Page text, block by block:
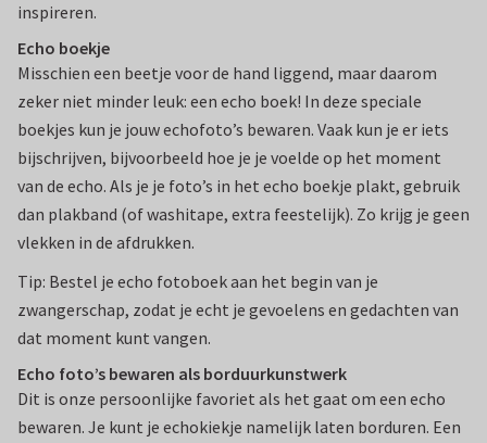
inspireren.
Echo boekje
Misschien een beetje voor de hand liggend, maar daarom
zeker niet minder leuk: een echo boek! In deze speciale
boekjes kun je jouw echofoto’s bewaren. Vaak kun je er iets
bijschrijven, bijvoorbeeld hoe je je voelde op het moment
van de echo. Als je je foto’s in het echo boekje plakt, gebruik
dan plakband (of washitape, extra feestelijk). Zo krijg je geen
vlekken in de afdrukken.
Tip: Bestel je echo fotoboek aan het begin van je
zwangerschap, zodat je echt je gevoelens en gedachten van
dat moment kunt vangen.
Echo foto’s bewaren als borduurkunstwerk
Dit is onze persoonlijke favoriet als het gaat om een echo
bewaren. Je kunt je echokiekje namelijk laten borduren. Een